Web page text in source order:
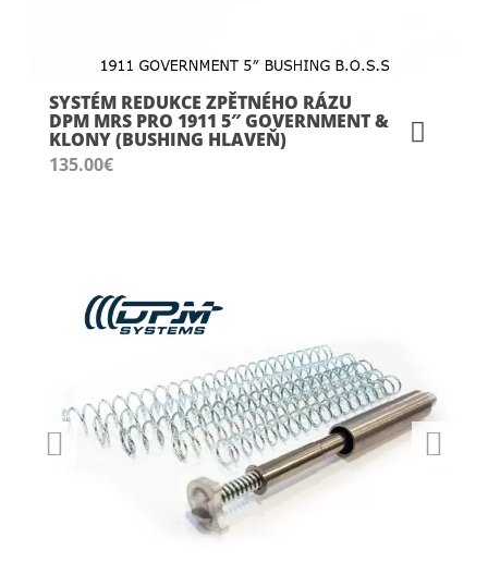
SYSTÉM REDUKCE ZPĚTNÉHO RÁZU
DPM MRS PRO 1911 5″ GOVERNMENT &
KLONY (BUSHING HLAVEŇ)
135.00€